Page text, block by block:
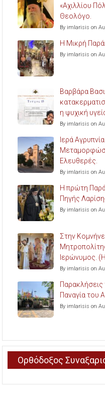
«Αχιλλίου
Θεολόγο.
By imlarisis on
Η Μικρή
By imlarisis on
Βαρβάρα
η ψυχική
By imlarisis on
Ιερά
Ελευθερές.
By imlarisis on
Η πρώτη
Πηγής
By imlarisis on
Στην
Ιερώνυμος.
By imlarisis on
Παναγία του
By imlarisis on
Ορθόδοξος